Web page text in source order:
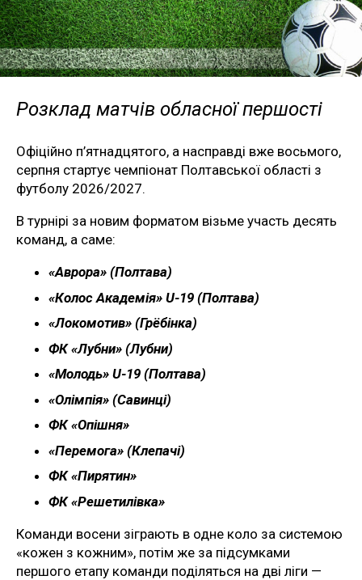
Розклад матчів обласної першості
Офіційно п’ятнадцятого, а насправді вже восьмого,
серпня стартує чемпіонат Полтавської області з
футболу 2026/2027.
В турнірі за новим форматом візьме участь десять
команд, а саме:
«Аврора» (Полтава)
«Колос Академія» U-19 (Полтава)
«Локомотив» (Грёбінка)
ФК «Лубни» (Лубни)
«Молодь» U-19 (Полтава)
«Олімпія» (Савинці)
ФК «Опішня»
«Перемога» (Клепачі)
ФК «Пирятин»
ФК «Решетилівка»
Команди восени зіграють в одне коло за системою
«кожен з кожним», потім же за підсумками
першого етапу команди поділяться на дві ліги —